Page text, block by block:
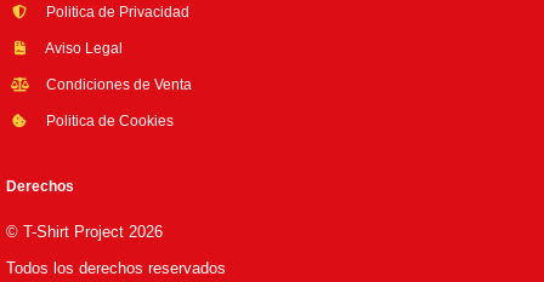
Politica de Privacidad
Aviso Legal
Condiciones de Venta
Politica de Cookies
Derechos
© T-Shirt Project 2026
Todos los derechos reservados